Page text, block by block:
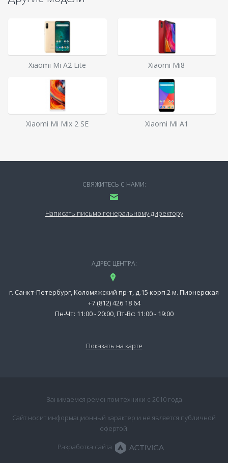
Xiaomi Mi A2 Lite Xiaomi Mi8
Xiaomi Mi Mix 2 SE Xiaomi Mi A1
СВЯЖИТЕСЬ С НАМИ:
Написать письмо генеральному директору
АДРЕС ЦЕНТРА:
г. Санкт-Петербург, Коломяжский пр-т, д.15 корп.2 м. Пионерская
+7 (812) 426 18 64
Пн-Чт: 11:00 - 20:00, Пт-Вс: 11:00 - 19:00
Показать на карте
Занимаемся ремонтом техники с 2010 года
Сайт носит информационный характер и не является публичной
офертой.
Разработка сайта